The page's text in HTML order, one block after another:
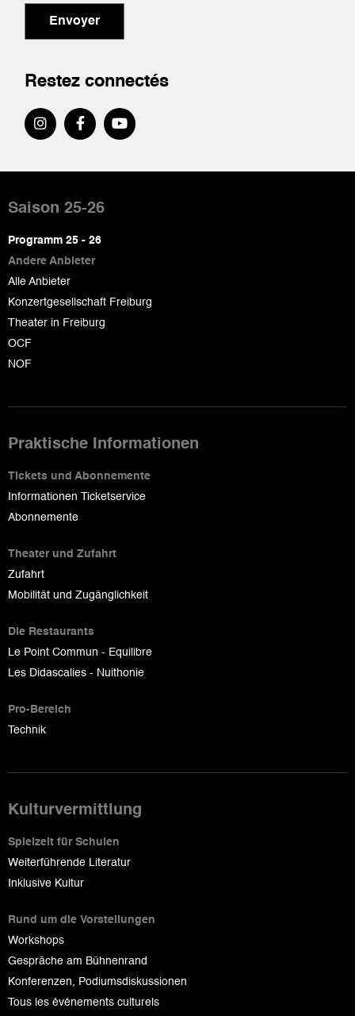
Envoyer
Restez connectés
de
page
Saison 25-26
Programm 25 - 26
Andere Anbieter
Alle Anbieter
Konzertgesellschaft Freiburg
Theater in Freiburg
OCF
NOF
Praktische Informationen
Tickets und Abonnemente
Informationen Ticketservice
Abonnemente
Theater und Zufahrt
Zufahrt
Mobilität und Zugänglichkeit
Die Restaurants
Le Point Commun - Equilibre
Les Didascalies - Nuithonie
Pro-Bereich
Technik
Kulturvermittlung
Spielzeit für Schulen
Weiterführende Literatur
Inklusive Kultur
Rund um die Vorstellungen
Workshops
Gespräche am Bühnenrand
Konferenzen, Podiumsdiskussionen
Tous les événements culturels